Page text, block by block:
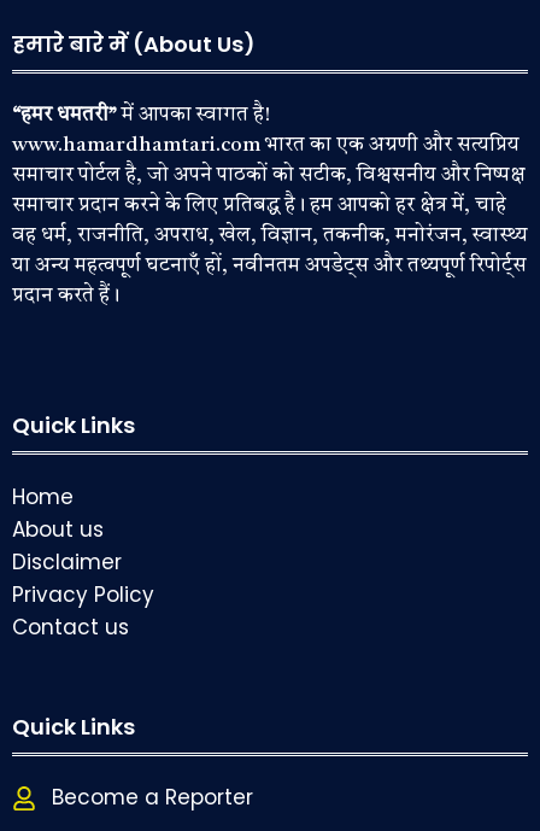
हमारे बारे में (About Us)
“हमर धमतरी”में आपका स्वागत है!
www.hamardhamtari.com भारत का एक अग्रणी और सत्यप्रिय
समाचार पोर्टल है, जो अपने पाठकों को सटीक, विश्वसनीय और निष्पक्ष
समाचार प्रदान करने के लिए प्रतिबद्ध है। हम आपको हर क्षेत्र में, चाहे
वह धर्म, राजनीति, अपराध, खेल, विज्ञान, तकनीक, मनोरंजन, स्वास्थ्य
या अन्य महत्वपूर्ण घटनाएँ हों, नवीनतम अपडेट्स और तथ्यपूर्ण रिपोर्ट्स
प्रदान करते हैं।
Quick Links
Home
About us
Disclaimer
Privacy Policy
Contact us
Quick Links
Become a Reporter